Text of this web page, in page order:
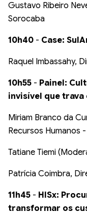
Gustavo Ribeiro
Sorocaba
10h40 - Case:
Raquel Imbassahy,
10h55 - Painel:
invisível que
Miriam Branco da
Recursos Humanos
Tatiane Tiemi
Patrícia Coimbra,
11h45 - HISx:
transformar os